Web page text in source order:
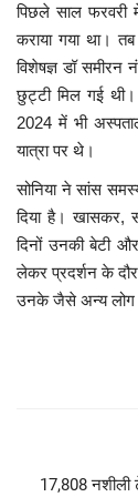
पिछले साल फरवरी
कराया गया था।
विशेषज्ञ डॉ समीरन
छुट्टी मिल गई थी।
2024 में भी
यात्रा पर थे।
सोनिया ने सांस
दिया है। खासकर,
दिनों उनकी बेटी
लेकर प्रदर्शन के
उनके जैसे अन्य लोग
17,808